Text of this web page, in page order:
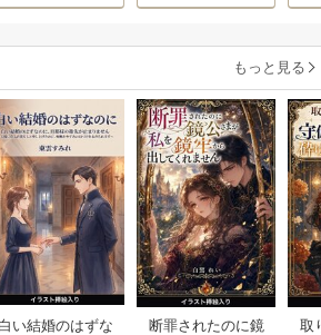
もっと見る
白い結婚のはずな
断罪されたのに鏡
取